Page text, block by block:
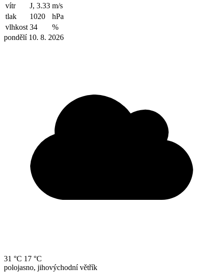
vítr
J, 3.33 m/s
tlak
1020
hPa
vlhkost 34
%
pondělí 10. 8. 2026
31 °C 17 °C
polojasno, jihovýchodní větřík